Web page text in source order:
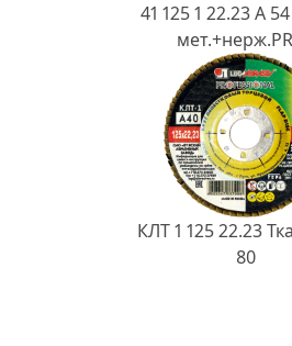
41 125 1 22.23 A
КЛТ 1 125 22.23
80